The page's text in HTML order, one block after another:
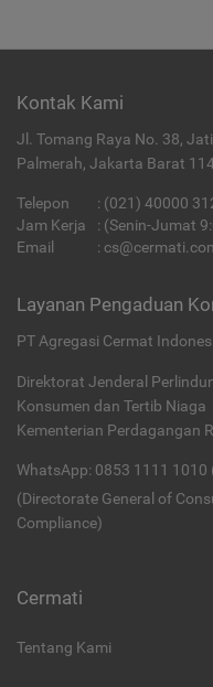
Kontak Kami
Jl. Tomang Raya No. 38,
Palmerah, Jakarta Barat
Telepon : (021) 40000
Jam Kerja
: (Senin-Jumat
Email
:
Layanan Pengaduan
PT Agregasi Cermat
Direktorat Jenderal
Konsumen dan Tertib Niaga
Kementerian Perdagangan
WhatsApp: 0853 1111 1010
(Directorate General of
Compliance)
Cermati
Tentang Kami